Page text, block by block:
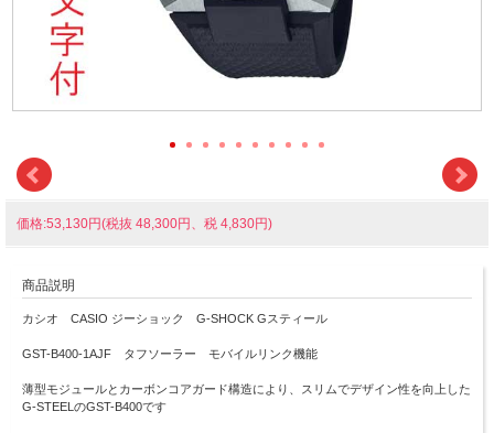
価格:53,130円(税抜 48,300円、税 4,830円)
商品説明
カシオ CASIO ジーショック G-SHOCK Gスティール
GST-B400-1AJF タフソーラー モバイルリンク機能
薄型モジュールとカーボンコアガード構造により、スリムでデザイン性を向上した
G-STEELのGST-B400です